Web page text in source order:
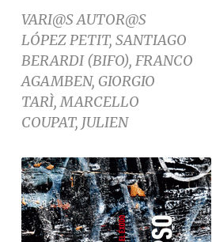
VARI@S AUTOR@S
LÓPEZ PETIT, SANTIAGO
BERARDI (BIFO), FRANCO
AGAMBEN, GIORGIO
TARÌ, MARCELLO
COUPAT, JULIEN